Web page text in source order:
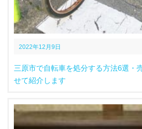
2022年12月9日
三原市で自転車を処分する方法6選・
せて紹介します